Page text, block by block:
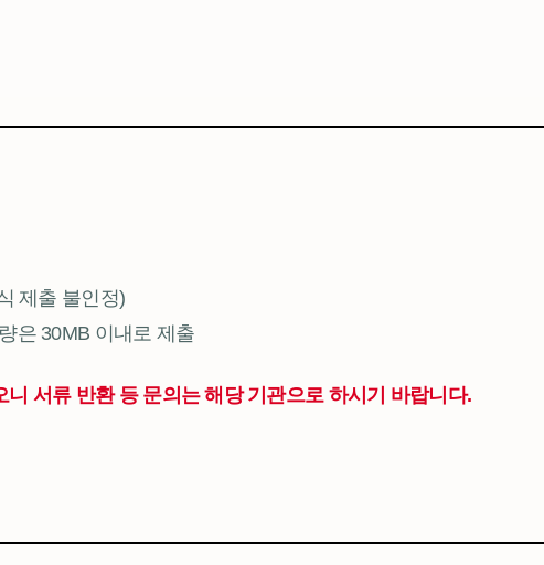
제출 불인정)
은 30MB 이내로 제출
서류 반환 등 문의는 해당 기관으로 하시기 바랍니다.